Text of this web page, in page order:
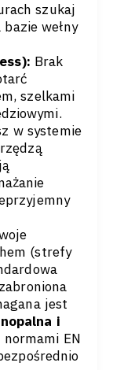
szukaj
wełny
Brak
szelkami
w systemie
(strefy
jest
i
EN